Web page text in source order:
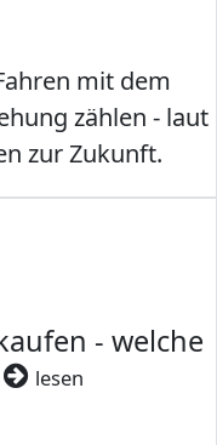
mit dem
zählen - laut
zur Zukunft.
- welche
lesen